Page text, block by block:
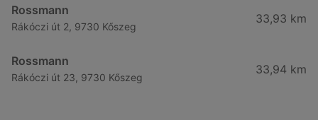
Rossmann
Rákóczi út 2, 9730 Kőszeg
33,93 km
Rossmann
Rákóczi út 23, 9730 Kőszeg
33,94 km